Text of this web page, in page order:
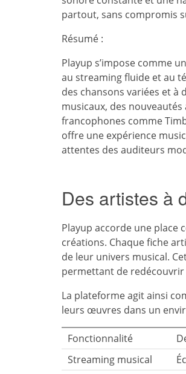
partout, sans compromis
Résumé :
Playup s’impose comme
au streaming fluide et au
des chansons variées et
musicaux, des
francophones comme
offre une expérience
attentes des auditeurs
Des artistes à
Playup accorde une place
créations. Chaque fiche
de leur univers musical.
permettant de
La plateforme agit ainsi
leurs œuvres dans un
Fonctionnalité
Streaming musical